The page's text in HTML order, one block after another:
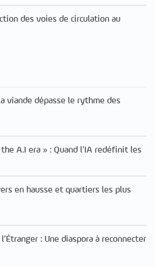
des voies de circulation au
viande dépasse le rythme des
A.I era » : Quand l’IA redéfinit les
en hausse et quartiers les plus
: Une diaspora à reconnecter